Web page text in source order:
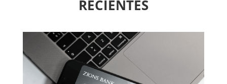
RECIENTES